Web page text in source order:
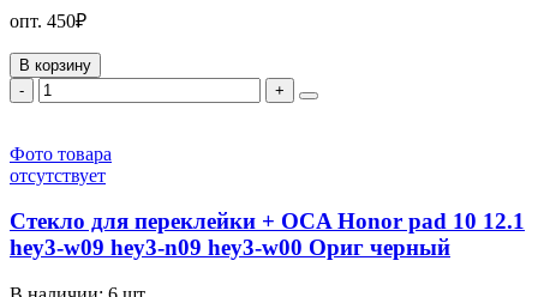
опт. 450₽
В корзину
-
+
Фото товара
отсутствует
Стекло для переклейки + OCA Honor pad 10 12.1
hey3-w09 hey3-n09 hey3-w00 Ориг черный